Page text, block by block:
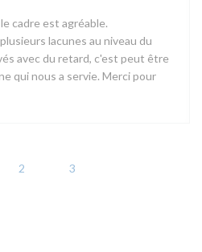
cadre est agréable.
lacunes au niveau du
avec du retard, c'est peut être
qui nous a servie. Merci pour
2 3